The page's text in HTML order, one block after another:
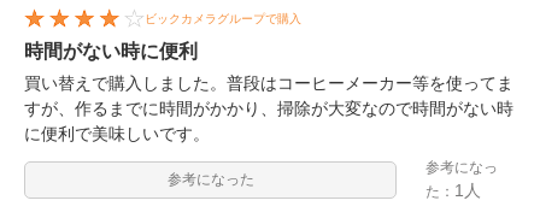
ビックカメラグループで購入
時間がない時に便利
買い替えで購入しました。普段はコーヒーメーカー等を使ってま
すが、作るまでに時間がかかり、掃除が大変なので時間がない時
に便利で美味しいです。
参考になった
参考になっ
た： 1人